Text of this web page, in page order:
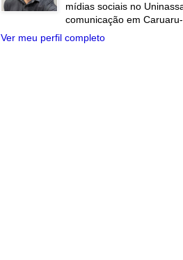
mídias sociais no
comunicação em Caruaru-
Ver meu perfil completo